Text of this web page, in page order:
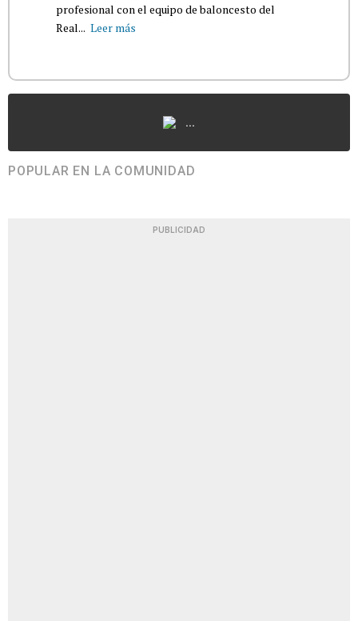
profesional con el equipo de baloncesto del
Real... Leer más
...
POPULAR EN LA COMUNIDAD
PUBLICIDAD